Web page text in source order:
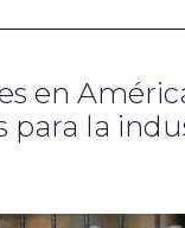
en
para la